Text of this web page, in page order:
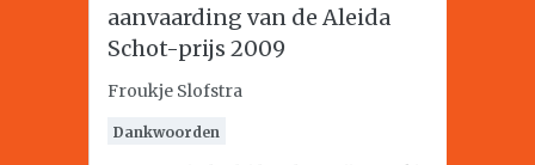
aanvaarding van de Aleida
Schot-prijs 2009
Froukje Slofstra
Dankwoorden